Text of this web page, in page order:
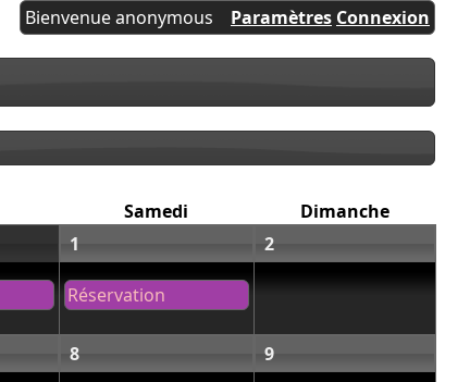
Bienvenue anonymous Paramètres Connexion
Samedi
Dimanche
1
Réservation
2
8 9